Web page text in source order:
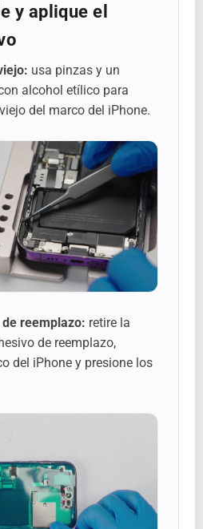
y aplique el
usa pinzas y un
alcohol etílico para
del marco del iPhone.
reemplazo: retire la
de reemplazo,
del iPhone y presione los